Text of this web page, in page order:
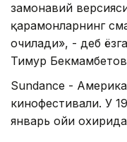
замонавий
қаҳрамонларнинг
очилади», - деб
Тимур
Sundance -
кинофестивали. У
январь ойи